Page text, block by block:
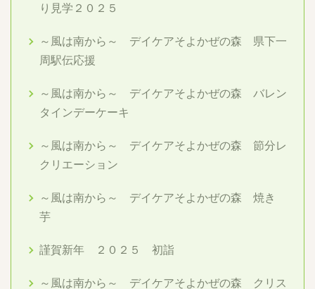
り見学２０２５
～風は南から～ デイケアそよかぜの森 県下一
周駅伝応援
～風は南から～ デイケアそよかぜの森 バレン
タインデーケーキ
～風は南から～ デイケアそよかぜの森 節分レ
クリエーション
～風は南から～ デイケアそよかぜの森 焼き
芋
謹賀新年 ２０２５ 初詣
～風は南から～ デイケアそよかぜの森 クリス